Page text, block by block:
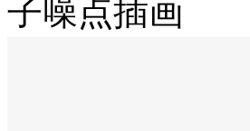
子噪点插画